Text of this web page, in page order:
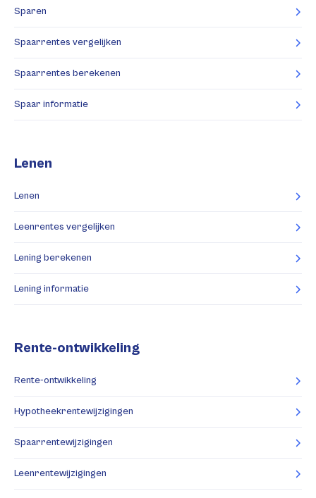
Sparen
Spaarrentes vergelijken
Spaarrentes berekenen
Spaar informatie
Lenen
Lenen
Leenrentes vergelijken
Lening berekenen
Lening informatie
Rente-ontwikkeling
Rente-ontwikkeling
Hypotheekrentewijzigingen
Spaarrentewijzigingen
Leenrentewijzigingen